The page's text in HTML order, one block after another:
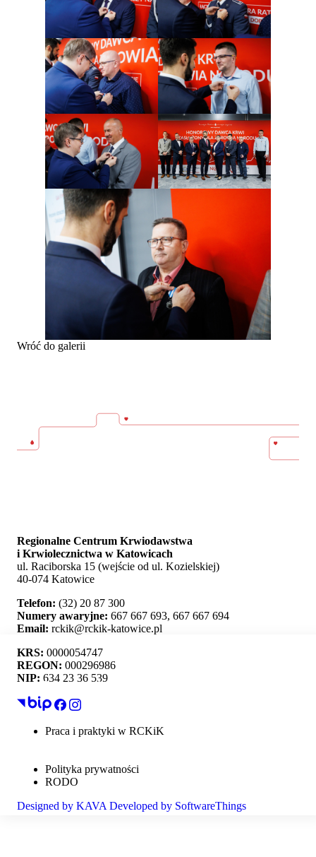
Ta strona używa plików cookie i umożliwia wybór,
Wróć do galerii
Regionalne Centrum Krwiodawstwa
i Krwiolecznictwa w Katowicach
ul. Raciborska 15 (wejście od ul. Kozielskiej)
40-074 Katowice
Telefon: (32) 20 87 300
Numery awaryjne: 667 667 693, 667 667 694
Email: rckik@rckik-katowice.pl
KRS: 0000054747
REGON: 000296986
NIP: 634 23 36 539
Praca i praktyki w RCKiK
Polityka prywatności
RODO
Designed by KAVA Developed by SoftwareThings